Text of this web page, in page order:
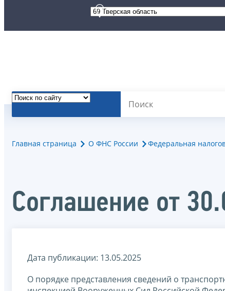
Главная страница О ФНС России Федеральная
Соглашение от
Дата публикации: 13.05.2025
О порядке представления сведений о